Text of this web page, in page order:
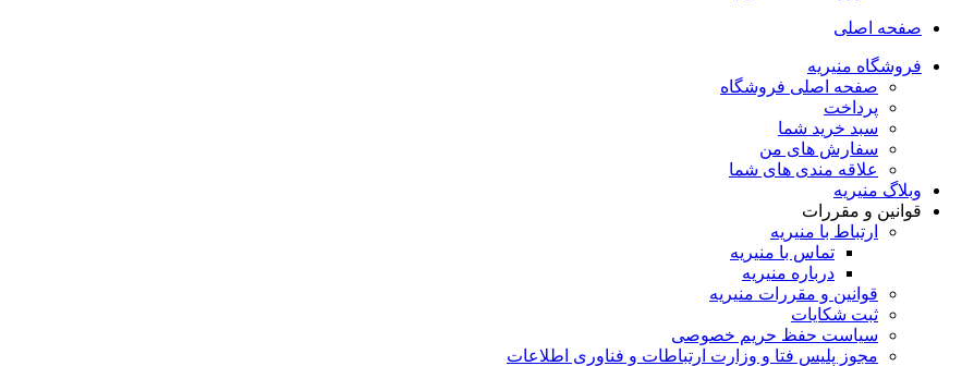
صفحه اصلی
فروشگاه منیریه
صفحه اصلی فروشگاه
پرداخت
سبد خرید شما
سفارش های من
علاقه مندی های شما
وبلاگ منیریه
قوانین و مقررات
ارتباط با منیریه
تماس با منیریه
درباره منیریه
قوانین و مقررات منیریه
ثبت شکایات
سیاست حفظ حریم خصوصی
مجوز پلیس فتا و وزارت ارتباطات و فناوری اطلاعات